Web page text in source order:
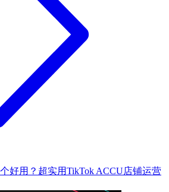
好用？超实用TikTok ACCU店铺运营